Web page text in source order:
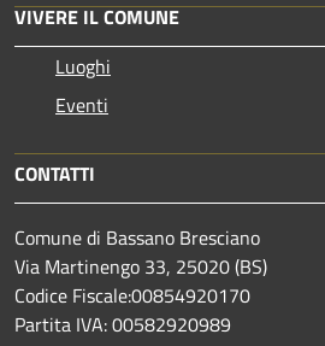
VIVERE IL COMUNE
Luoghi
Eventi
CONTATTI
Comune di Bassano Bresciano
Via Martinengo 33, 25020 (BS)
Codice Fiscale:00854920170
Partita IVA: 00582920989